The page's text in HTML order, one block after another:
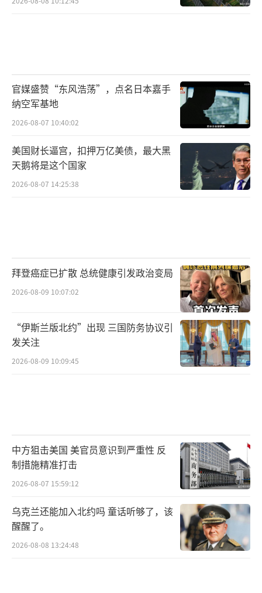
官媒盛赞“东风浩荡”，点名日本嘉手
纳空军基地
2026-08-07 10:40:02
美国财长逼宫，扣押万亿美债，最大黑
天鹅将是这个国家
2026-08-07 14:25:38
拜登癌症已扩散 总统健康引发政治变局
2026-08-09 10:07:02
“伊斯兰版北约”出现 三国防务协议引
发关注
2026-08-09 10:09:45
中方狙击美国 美官员意识到严重性 反
制措施精准打击
2026-08-07 15:59:12
乌克兰还能加入北约吗 童话听够了，该
醒醒了。
2026-08-08 13:24:48